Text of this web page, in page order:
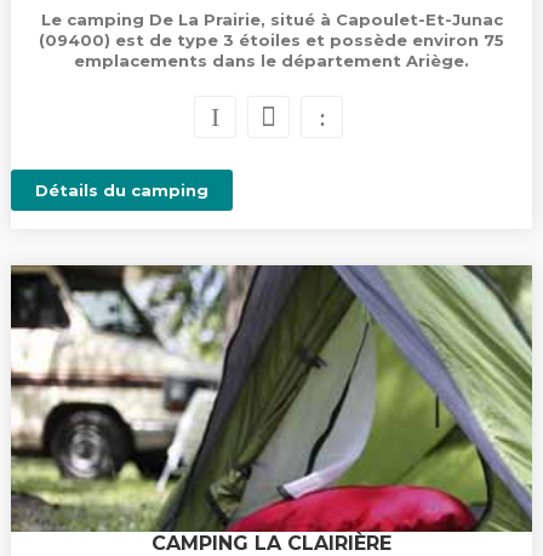
Le camping De La Prairie, situé à Capoulet-Et-Junac
(09400) est de type 3 étoiles et possède environ 75
emplacements dans le département Ariège.
Détails du camping
CAMPING LA CLAIRIÈRE